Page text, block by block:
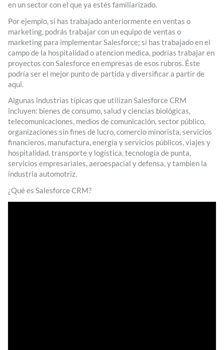
en un sector con el que ya estés familiarizado.
Por ejemplo, si has trabajado anteriormente en ventas o
marketing, podrás trabajar con un equipo de ventas o
marketing para implementar Salesforce; si has trabajado en el
campo de la hospitalidad o atencion medica, podrías trabajar en
proyectos con Salesforce en empresas de esos rubros. Éste
podría ser el mejor punto de partida y diversificar a partir de
aqui.
Algunas industrias típicas que utilizan Salesforce CRM
incluyen: bienes de consumo, salud y ciencias biológicas,
telecomunicaciones, medios de comunicación, sector público,
organizaciones sin fines de lucro, comercio minorista, servicios
financieros, manufactura, energía y servicios públicos, viajes y
hospitalidad, transporte y logística, tecnología de punta,
servicios empresariales, aeroespacial y defensa, y tambien la
industria automotriz.
¿Qué es Salesforce CRM?